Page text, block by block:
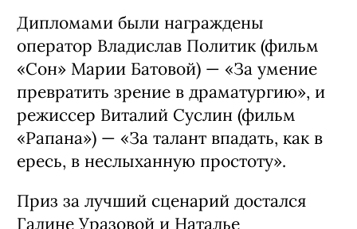
Дипломами были награждены
оператор Владислав Политик (фильм
«Сон» Марии Батовой) — «За умение
превратить зрение в драматургию», и
режиссер Виталий Суслин (фильм
«Рапана») — «За талант впадать, как в
ересь, в неслыханную простоту».
Приз за лучший сценарий достался
Галине Уразовой и Наталье